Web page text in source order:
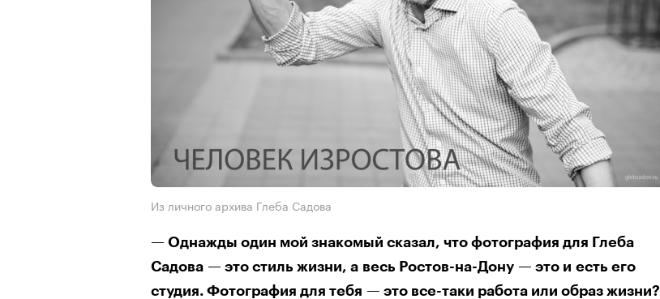
Из личного архива Глеба Садова
— Однажды один мой знакомый сказал, что фотография для Глеба
Садова — это стиль жизни, а весь Ростов-на-Дону — это и есть его
студия. Фотография для тебя — это все-таки работа или образ жизни?